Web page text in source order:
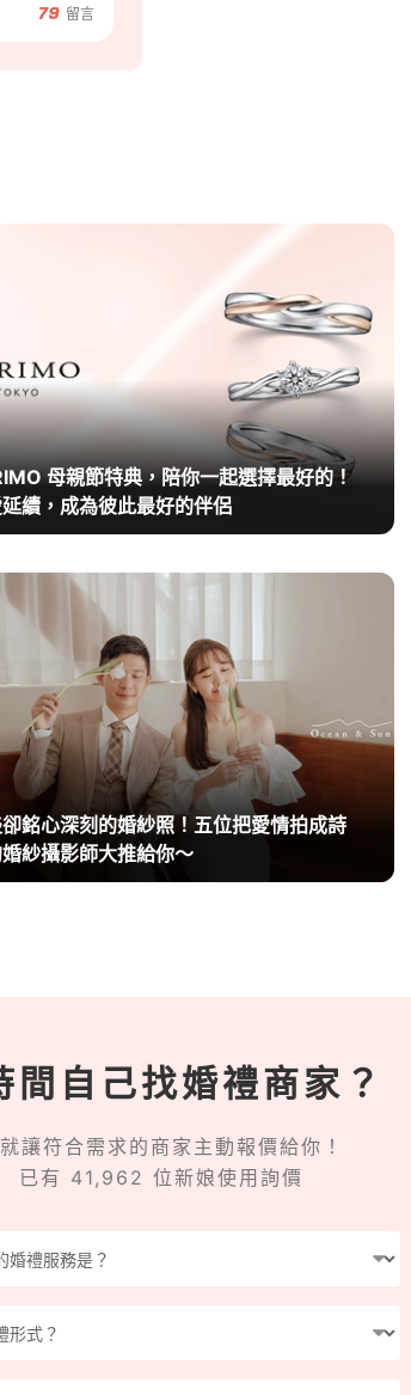
79 留言
母親節特典，陪你一起選擇最好的！
續，成為彼此最好的伴侶
銘心深刻的婚紗照！五位把愛情拍成詩
紗攝影師大推給你～
間自己找婚禮商家？
讓符合需求的商家主動報價給你！
已有 41,962 位新娘使用詢價